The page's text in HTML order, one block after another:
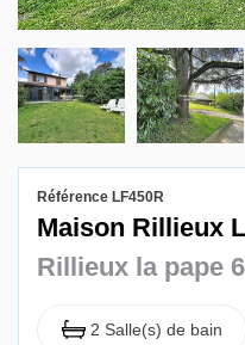
Référence LF450R
Maison Rillieux
Rillieux la pape
2 Salle(s) de bain